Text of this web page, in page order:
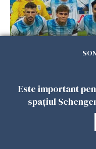
Universitatea
Campionilor,
Este important
spațiul